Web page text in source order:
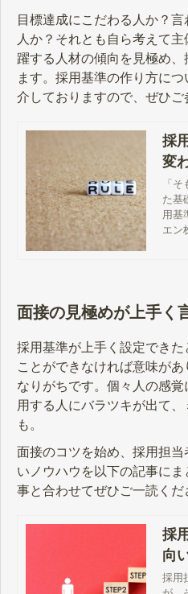
目標達成にこだわる人か？
人か？それとも自ら考えて
躍する人材の傾向を見極め
ます。採用基準の作り方に
介しておりますので、ぜひご
採
変
ト
転
け
「
た基
用基
意点
エン
面接の見極めが上手く
採用基準が上手く設定でき
ことができなければ意味が
なりがちです。個々人の感
用する人にバラツキが出て
も。
面接のコツを始め、採用担
いノウハウを以下の記事に
事と合わせてぜひご一読くだ
採
向
い
採用